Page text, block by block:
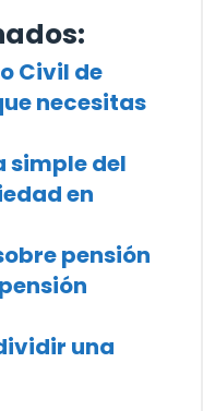
Civil de
necesitas
simple del
en
pensión
una